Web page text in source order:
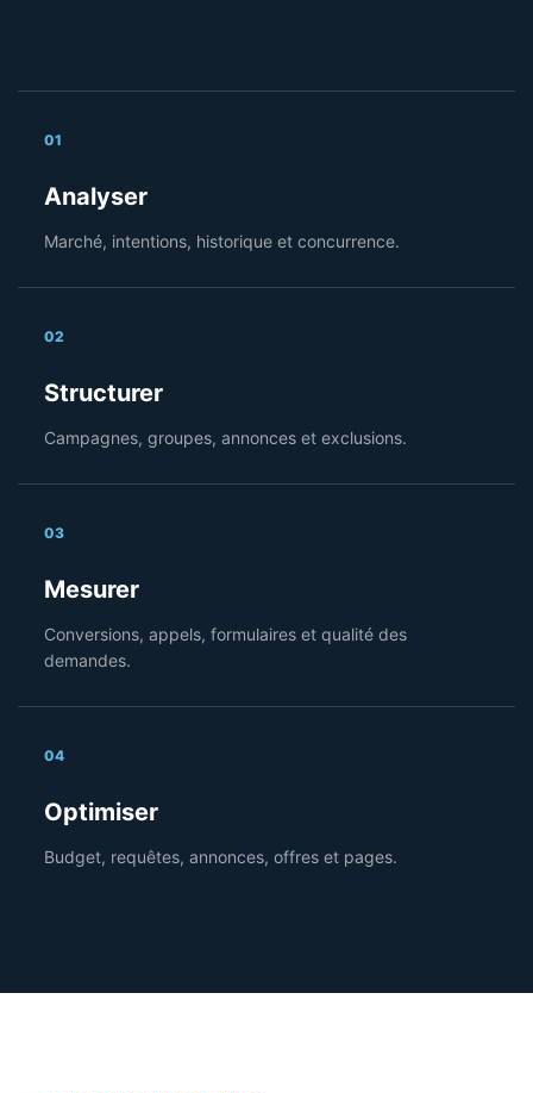
01
Analyser
Marché, intentions, historique et concurrence.
02
Structurer
Campagnes, groupes, annonces et exclusions.
03
Mesurer
Conversions, appels, formulaires et qualité des
demandes.
04
Optimiser
Budget, requêtes, annonces, offres et pages.